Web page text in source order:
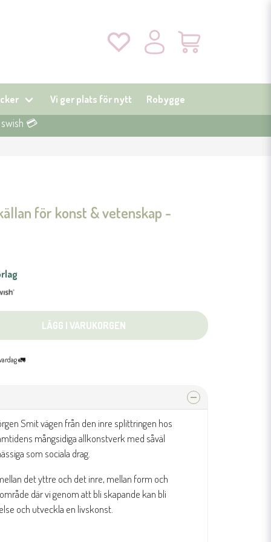
Vi ger plats för nytt Robygge
swish 💳
för konst & vetenskap -
LÄGG I VARUKORGEN
🚛
Smit vägen från den inre splittringen hos
mångsidiga allkonstverk med såväl
som sociala drag.
det yttre och det inre, mellan form och
där vi genom att bli skapande kan bli
och utveckla en livskonst.